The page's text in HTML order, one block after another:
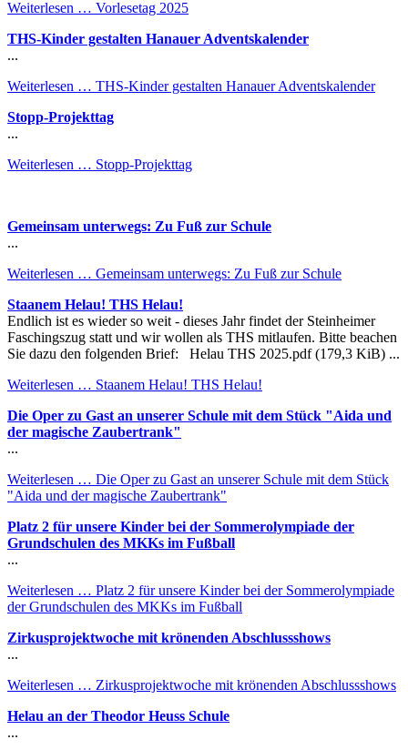
Weiterlesen … Vorlesetag 2025
THS-Kinder gestalten Hanauer Adventskalender
...
Weiterlesen … THS-Kinder gestalten Hanauer Adventskalender
Stopp-Projekttag
...
Weiterlesen … Stopp-Projekttag
Gemeinsam unterwegs: Zu Fuß zur Schule
...
Weiterlesen … Gemeinsam unterwegs: Zu Fuß zur Schule
Staanem Helau! THS Helau!
Endlich ist es wieder so weit - dieses Jahr findet der Steinheimer
Faschingszug statt und wir wollen als THS mitlaufen. Bitte beachen
Sie dazu den folgenden Brief: Helau THS 2025.pdf (179,3 KiB) ...
Weiterlesen … Staanem Helau! THS Helau!
Die Oper zu Gast an unserer Schule mit dem Stück "Aida und
der magische Zaubertrank"
...
Weiterlesen … Die Oper zu Gast an unserer Schule mit dem Stück
"Aida und der magische Zaubertrank"
Platz 2 für unsere Kinder bei der Sommerolympiade der
Grundschulen des MKKs im Fußball
...
Weiterlesen … Platz 2 für unsere Kinder bei der Sommerolympiade
der Grundschulen des MKKs im Fußball
Zirkusprojektwoche mit krönenden Abschlussshows
...
Weiterlesen … Zirkusprojektwoche mit krönenden Abschlussshows
Helau an der Theodor Heuss Schule
...